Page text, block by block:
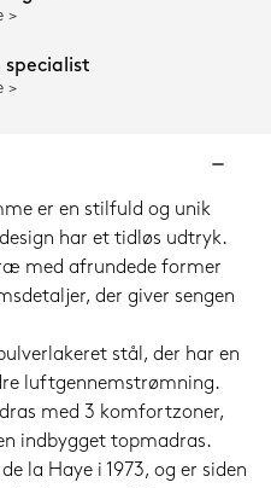
specialist
er en stilfuld og unik
har et tidløs udtryk.
med afrundede former
der giver sengen
stål, der har en
luftgennemstrømning.
med 3 komfortzoner,
indbygget topmadras.
la Haye i 1973, og er siden